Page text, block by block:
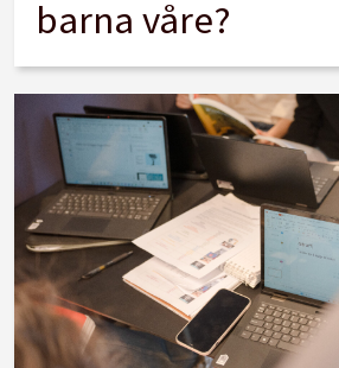
barna våre?